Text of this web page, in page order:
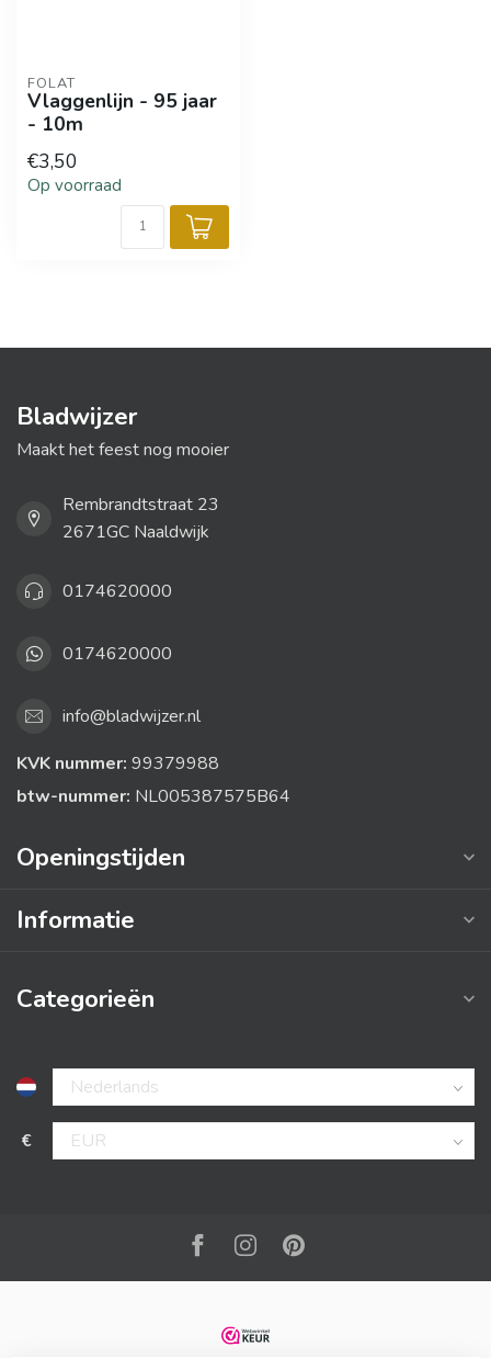
FOLAT
Vlaggenlijn - 95 jaar
- 10m
€3,50
Op voorraad
Bladwijzer
Maakt het feest nog mooier
Rembrandtstraat 23
2671GC Naaldwijk
0174620000
0174620000
info@bladwijzer.nl
KVK nummer: 99379988
btw-nummer: NL005387575B64
Openingstijden
Informatie
Categorieën
€